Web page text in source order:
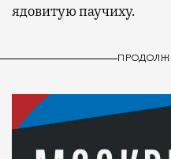
ядовитую паучиху.